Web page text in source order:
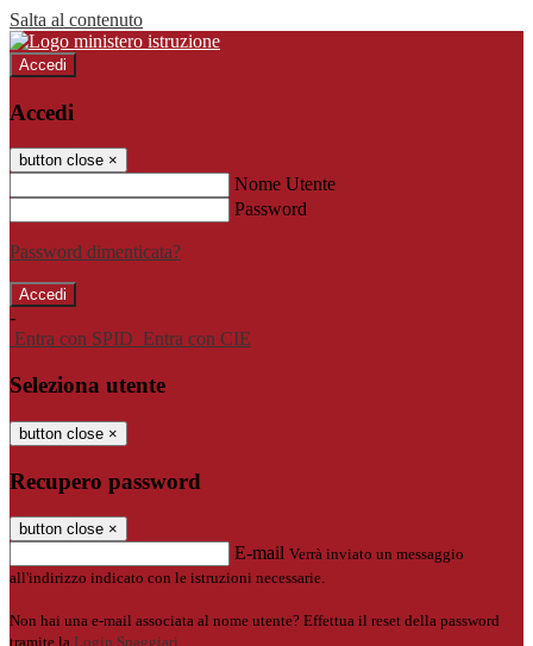
Salta al contenuto
Accedi
Accedi
button close ×
Nome Utente
Password
Password dimenticata?
-
Entra con SPID Entra con CIE
Seleziona utente
button close ×
Recupero password
button close ×
E-mail Verrà inviato un messaggio
all'indirizzo indicato con le istruzioni necessarie.
Non hai una e-mail associata al nome utente? Effettua il reset della password
tramite la Login Spaggiari